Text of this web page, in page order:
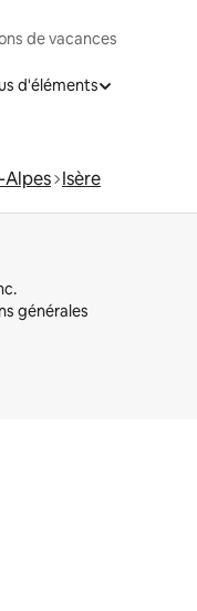
de vacances
d'éléments
Alpes Isère
générales